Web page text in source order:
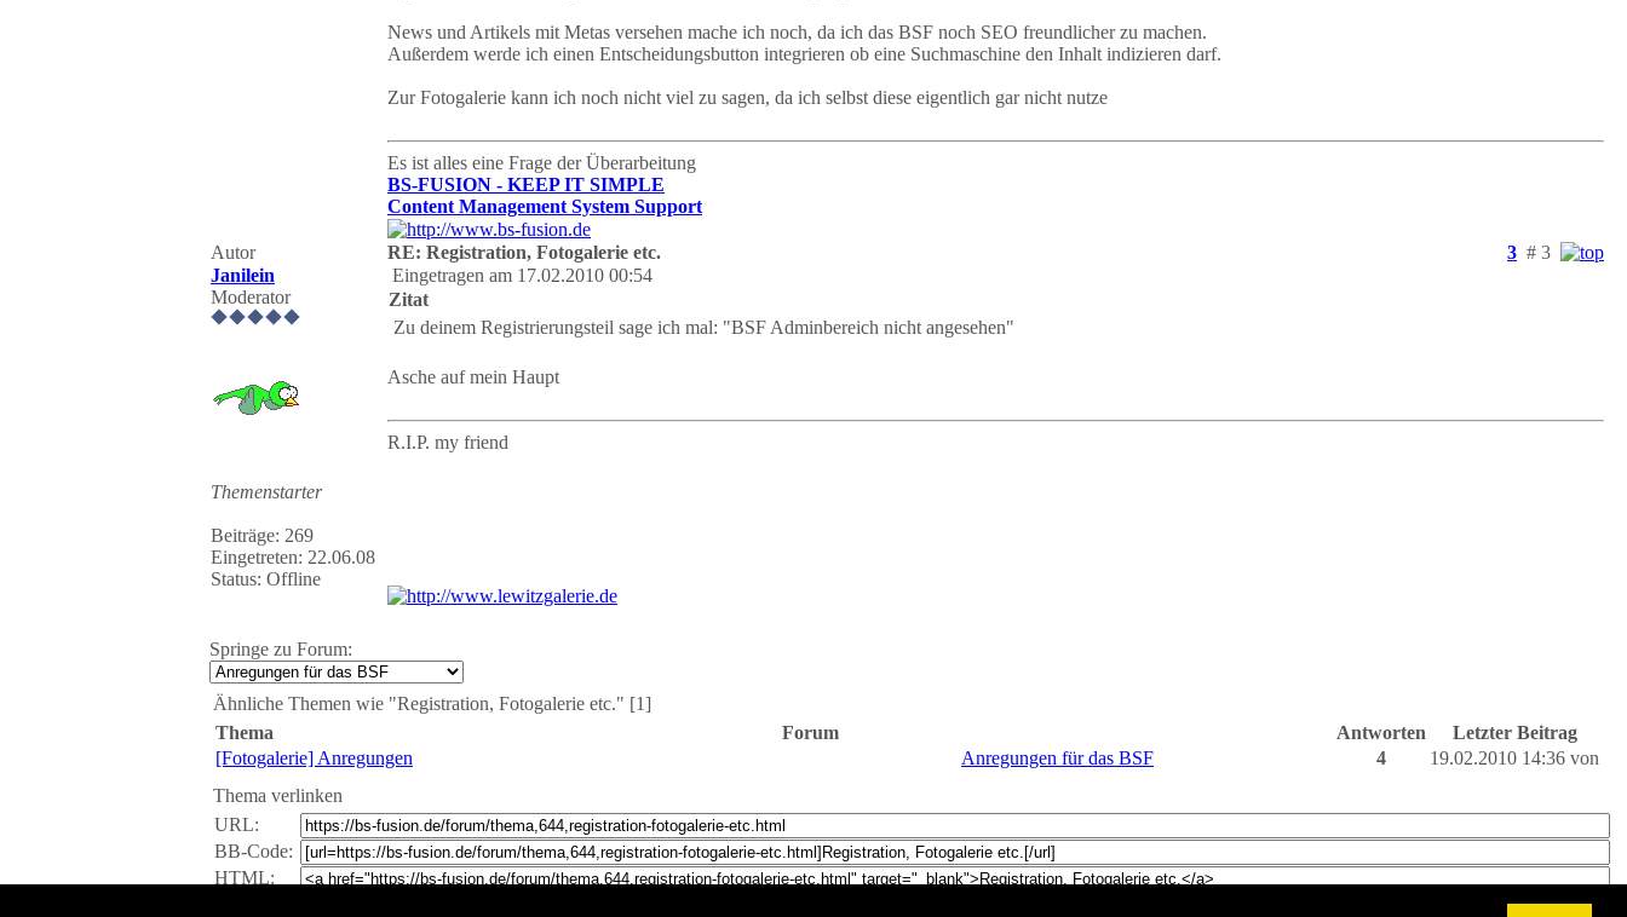
News und Artikels mit Metas versehen mache ich noch, da ich das BSF noch SEO freundlicher zu machen.
Außerdem werde ich einen Entscheidungsbutton integrieren ob eine Suchmaschine den Inhalt indizieren darf.
Zur Fotogalerie kann ich noch nicht viel zu sagen, da ich selbst diese eigentlich gar nicht nutze
Es ist alles eine Frage der Überarbeitung
BS-FUSION - KEEP IT SIMPLE
Content Management System Support
Autor RE: Registration, Fotogalerie etc. 3 # 3
Janilein
Moderator
Themenstarter
Beiträge: 269
Eingetreten: 22.06.08
Status: Offline
Eingetragen am 17.02.2010 00:54
Zitat
Zu deinem Registrierungsteil sage ich mal: "BSF Adminbereich nicht angesehen"
Asche auf mein Haupt
R.I.P. my friend
Springe zu Forum:
Ähnliche Themen wie "Registration, Fotogalerie etc." [1]
Thema
Forum Antworten
Letzter Beitrag
[Fotogalerie] Anregungen
Anregungen für das BSF 4
19.02.2010 14:36 von
Thema verlinken
URL:
BB-Code:
HTML: